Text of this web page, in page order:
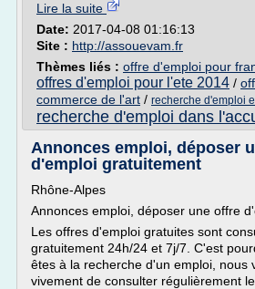
Lire la suite
Date: 2017-04-08 01:16:13
Site : http://assouevam.fr
Thèmes liés : offre d'emploi pour
offres d'emploi pour l'ete 2014 /
commerce de l'art / recherche d'emploi
recherche d'emploi dans
Annonces emploi, déposer
d'emploi gratuitement
Rhône-Alpes
Annonces emploi, déposer une offre
Les offres d'emploi gratuites sont
gratuitement 24h/24 et 7j/7. C'est
êtes à la recherche d'un emploi, nous
vivement de consulter régulièrement